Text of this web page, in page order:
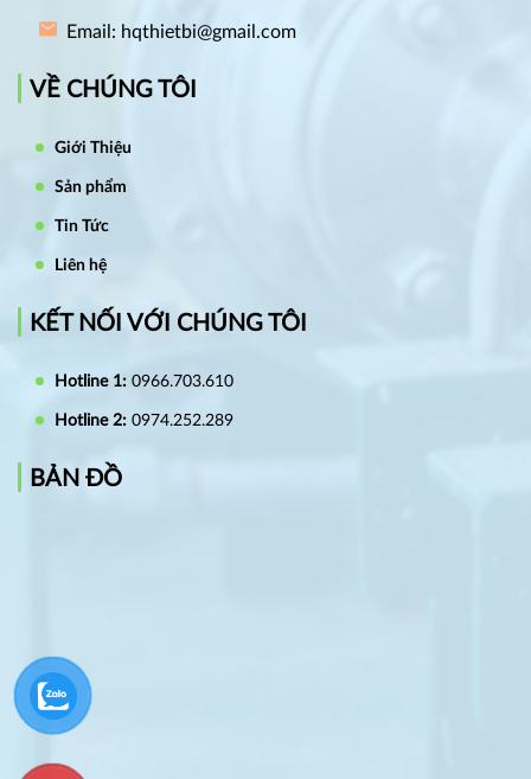
Email: hqthietbi@gmail.com
VỀ CHÚNG TÔI
Giới Thiệu
Sản phẩm
Tin Tức
Liên hệ
KẾT NỐI VỚI CHÚNG TÔI
Hotline 1: 0966.703.610
Hotline 2: 0974.252.289
BẢN ĐỒ